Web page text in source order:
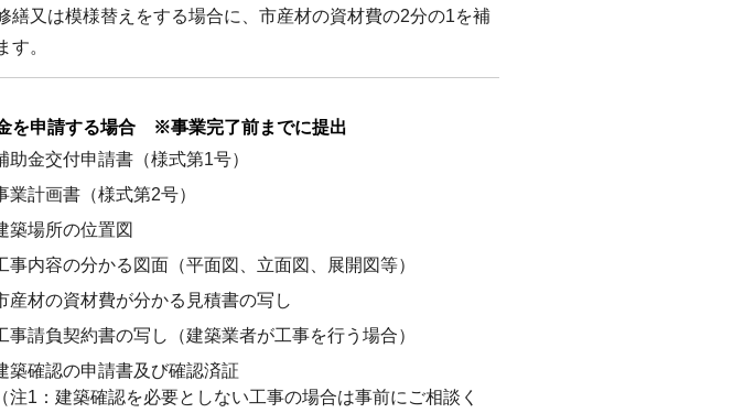
繕又は模様替えをする場合に、市産材の資材費の2分の1を補
す。
を申請する場合 ※事業完了前までに提出
助金交付申請書（様式第1号）
業計画書（様式第2号）
築場所の位置図
事内容の分かる図面（平面図、立面図、展開図等）
産材の資材費が分かる見積書の写し
事請負契約書の写し（建築業者が工事を行う場合）
築確認の申請書及び確認済証
（注1：建築確認を必要としない工事の場合は事前にご相談く